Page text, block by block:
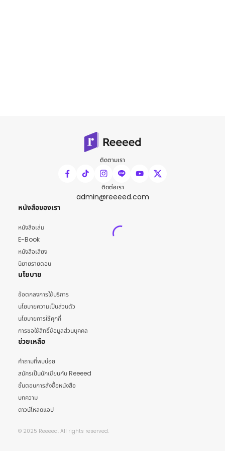
ติดตามเรา
ติดต่อเรา
admin@reeeed.com
หนังสือของเรา
หนังสือเล่ม
E-Book
หนังสือเสียง
นิยายรายตอน
นโยบาย
ข้อตกลงการใช้บริการ
นโยบายความเป็นส่วนตัว
นโยบายการใช้คุกกี้
การขอใช้สิทธิ์ข้อมูลส่วนบุคคล
ช่วยเหลือ
คำถามที่พบบ่อย
สมัครเป็นนักเขียนกับ Reeeed
ขั้นตอนการสั่งซื้อหนังสือ
บทความ
ดาวน์โหลดแอป
© 2025 Reeeed. All rights reserved.